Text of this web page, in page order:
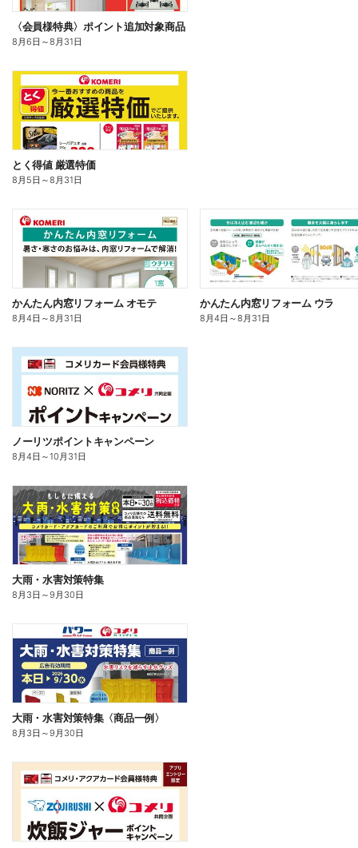
〈会員様特典〉ポイント追加対象商品
8月6日 ～8月31日
とく得値 厳選特価
8月5日 ～8月31日
かんたん内窓リフォーム オモテ
8月4日 ～8月31日
かんたん内窓リフォーム ウラ
8月4日 ～8月31日
ノーリツポイントキャンペーン
8月4日 ～10月31日
大雨・水害対策特集
8月3日 ～9月30日
大雨・水害対策特集〈商品一例〉
8月3日 ～9月30日